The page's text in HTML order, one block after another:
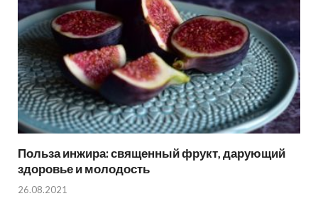
Польза инжира: священный фрукт, дарующий
здоровье и молодость
26.08.2021